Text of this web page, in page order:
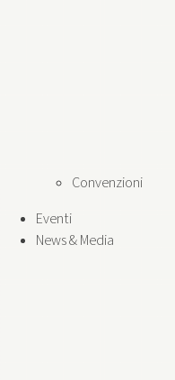
Convenzioni
Eventi
News & Media